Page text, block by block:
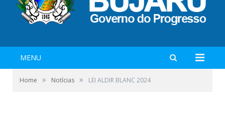
MENU
Home » Notícias » LEI ALDIR BLANC 2024